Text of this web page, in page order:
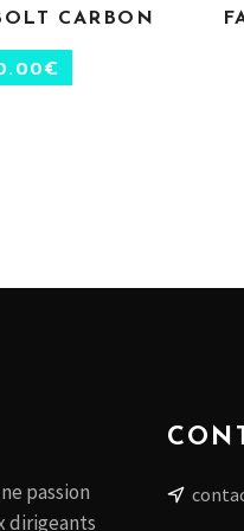
OPTIONS
CARBON
€
passion
dirigeants